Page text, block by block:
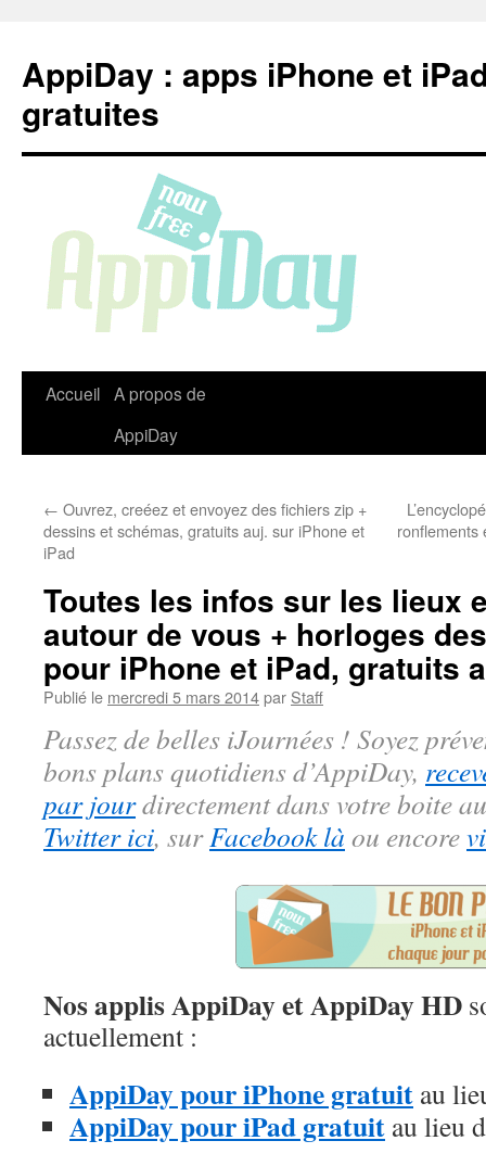
contenu
AppiDay : apps iPhone et
gratuites
Accueil A propos de
AppiDay
← Ouvrez, creéez et envoyez des fichiers zip +
dessins et schémas, gratuits auj. sur iPhone et
iPad
ronflements
Toutes les infos sur les lieux
autour de vous + horloges
pour iPhone et iPad, gratuits
Publié le mercredi 5 mars 2014par Staff
Passez de belles iJournées ! Soyez
bons plans quotidiens d’AppiDay,
par jourdirectement dans votre boite
Twitter ici, surFacebook là ou encore
Nos applis AppiDay et AppiDay HD
actuellement :
AppiDay pour iPhone gratuit au
AppiDay pour iPad gratuit au lieu